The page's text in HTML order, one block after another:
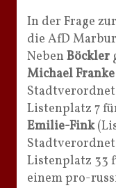
In der Frage
die AfD
Neben Böckler
Michael Franke
Listenplatz 7
Emilie-Fink
Listenplatz 33
einem pro-